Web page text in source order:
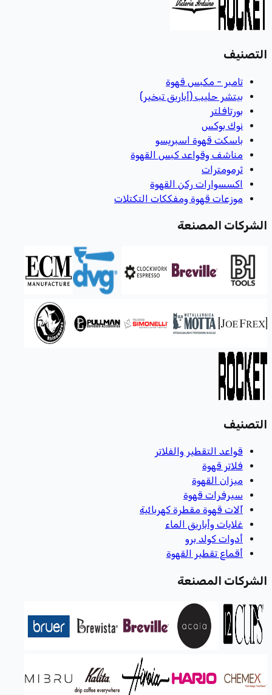
التصنيف
تامبر - مكبس قهوة
بيتشر حليب (أباريق تبخير)
بورتافلتر
نوك بوكس
باسكت قهوة اسبريسو
مناشف وقواعد كبس القهوة
ثرمومترات
اكسسوارات ركن القهوة
موزعات قهوة ومفككات التكتلات
الشركات المصنعة
التصنيف
قواعد التقطير والفلاتر
فلاتر قهوة
ميزان القهوة
سيرفرات قهوة
آلات قهوة مقطرة كهربائية
غلايات وأباريق الماء
أدوات كولد برو
أقماع تقطير القهوة
الشركات المصنعة